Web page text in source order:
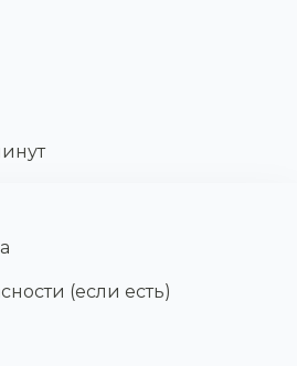
(если есть)